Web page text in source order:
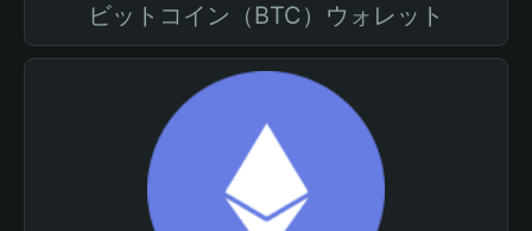
ビットコイン（BTC）ウォレット